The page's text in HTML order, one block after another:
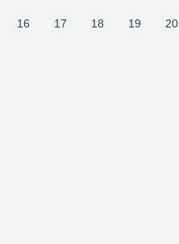
16 17 18 19 20